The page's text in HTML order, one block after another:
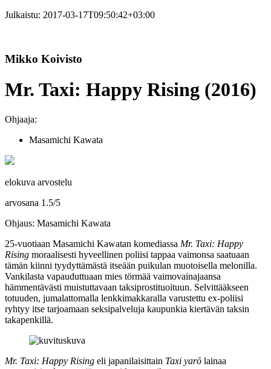
Julkaistu: 2017-03-17T09:50:42+03:00
Mikko Koivisto
Mr. Taxi: Happy Rising (2016)
Ohjaaja:
Masamichi Kawata
elokuva arvostelu
arvosana 1.5/5
Ohjaus: Masamichi Kawata
25‑vuotiaan Masamichi Kawatan komediassa Mr. Taxi: Happy
Rising moraalisesti hyveellinen poliisi tappaa vaimonsa saatuaan
tämän kiinni tyydyttämästä itseään puikulan muotoisella melonilla.
Vankilasta vapauduttuaan mies törmää vaimovainajaansa
hämmentävästi muistuttavaan taksiprostituoituun. Selvittääkseen
totuuden, jumalattomalla lenkkimakkaralla varustettu ex‑poliisi
ryhtyy itse tarjoamaan seksipalveluja kaupunkia kiertävän taksin
takapenkillä.
Mr. Taxi: Happy Rising eli japanilaisittain Taxi yarō lainaa